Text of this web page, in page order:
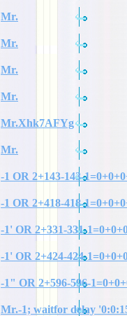
Mr.
Mr.
Mr.
Mr.
Mr.Xhk7AFYg
Mr.
-1 OR 2+143-143-
-1 OR 2+418-418-
-1' OR 2+331-331-
-1' OR 2+424-424-
-1" OR 2+596-596-
Mr.-1; waitfor delay